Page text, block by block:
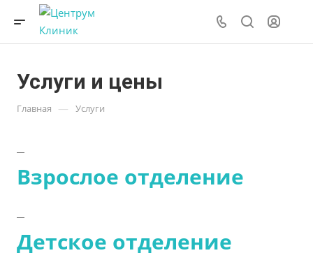
Услуги и цены
Главная — Услуги
Взрослое отделение
Детское отделение